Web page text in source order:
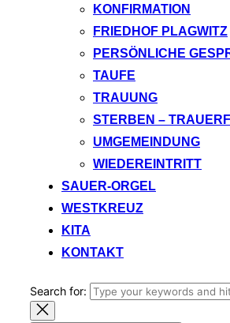
KONFIRMATION
FRIEDHOF PLAGWITZ
PERSÖNLICHE
TAUFE
TRAUUNG
STERBEN –
UMGEMEINDUNG
WIEDEREINTRITT
SAUER-ORGEL
WESTKREUZ
KITA
KONTAKT
Search for: